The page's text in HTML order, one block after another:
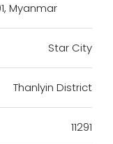
Myanmar
Star City
Thanlyin District
11291